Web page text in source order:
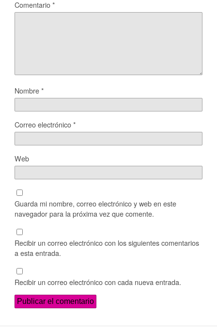
Comentario*
Nombre*
Correo electrónico*
Web
Guarda mi nombre, correo electrónico y web en este
navegador para la próxima vez que comente.
Recibir un correo electrónico con los siguientes comentarios
a esta entrada.
Recibir un correo electrónico con cada nueva entrada.